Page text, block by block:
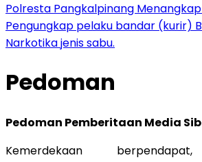
Polresta Pangkalpinang
Pengungkap pelaku bandar (kurir)
Narkotika jenis sabu.
Pedoman
Pedoman Pemberitaan Media
Kemerdekaan